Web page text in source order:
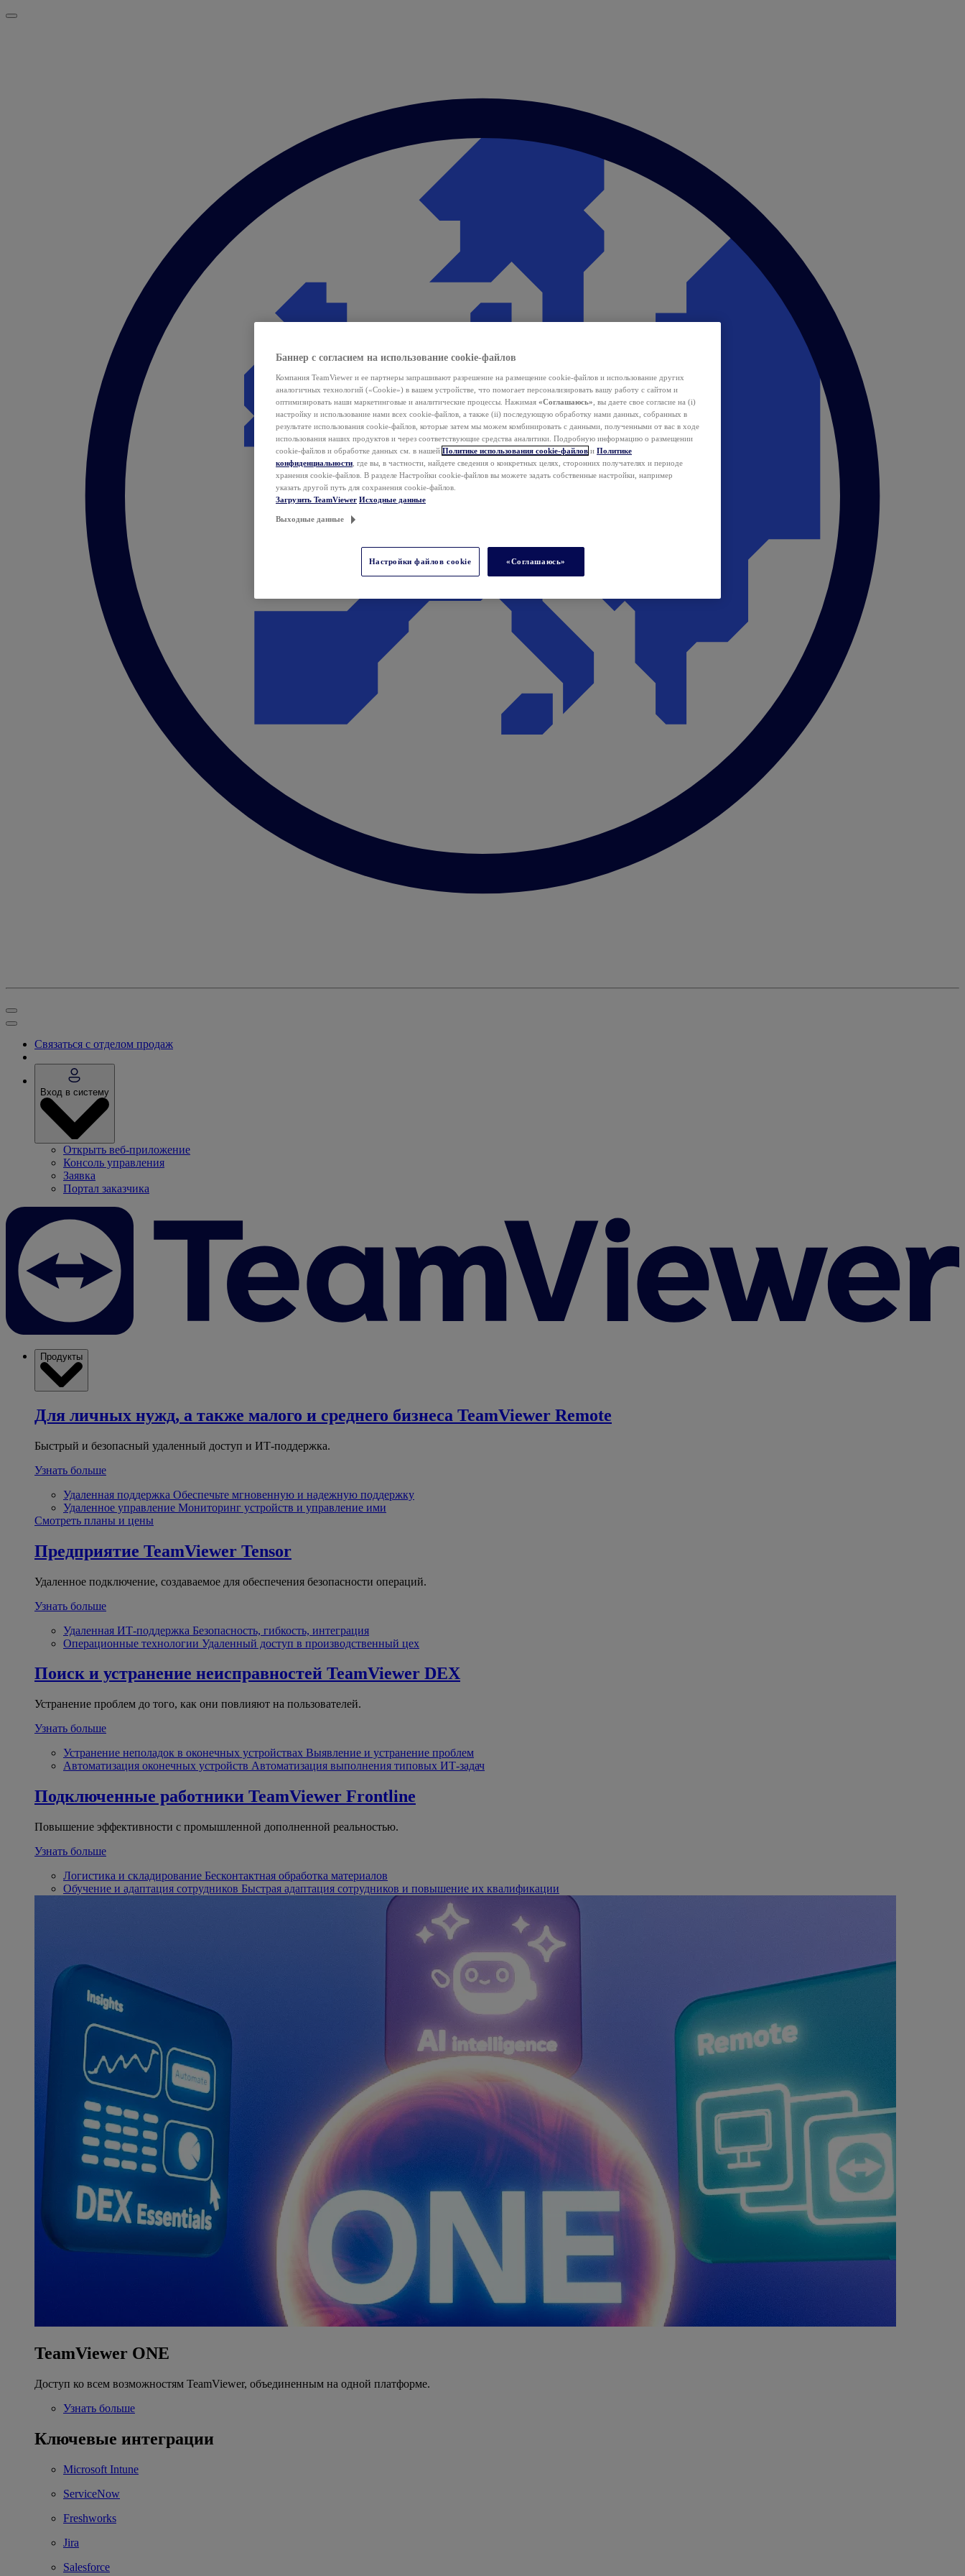
Связаться с отделом продаж
Вход в систему
Открыть веб-приложение
Консоль управления
Заявка
Портал заказчика
Продукты
Для личных нужд, а также малого и среднего бизнеса TeamViewer Remote
Быстрый и безопасный удаленный доступ и ИТ-поддержка.
Узнать больше
Удаленная поддержка Обеспечьте мгновенную и надежную поддержку
Удаленное управление Мониторинг устройств и управление ими
Смотреть планы и цены
Предприятие TeamViewer Tensor
Удаленное подключение, создаваемое для обеспечения безопасности операций.
Узнать больше
Удаленная ИТ-поддержка Безопасность, гибкость, интеграция
Операционные технологии Удаленный доступ в производственный цех
Поиск и устранение неисправностей TeamViewer DEX
Устранение проблем до того, как они повлияют на пользователей.
Узнать больше
Устранение неполадок в оконечных устройствах Выявление и устранение проблем
Автоматизация оконечных устройств Автоматизация выполнения типовых ИТ-задач
Подключенные работники TeamViewer Frontline
Повышение эффективности с промышленной дополненной реальностью.
Узнать больше
Логистика и складирование Бесконтактная обработка материалов
Обучение и адаптация сотрудников Быстрая адаптация сотрудников и повышение их квалификации
TeamViewer ONE
Доступ ко всем возможностям TeamViewer, объединенным на одной платформе.
Узнать больше
Ключевые интеграции
Microsoft Intune
ServiceNow
Freshworks
Jira
Salesforce
Баннер с согласием на использование cookie-файлов
Компания TeamViewer и ее партнеры запрашивают разрешение на размещение cookie-файлов и использование других
аналогичных технологий («Cookie») в вашем устройстве, что помогает персонализировать вашу работу с сайтом и
оптимизировать наши маркетинговые и аналитические процессы. Нажимая «Соглашаюсь» , вы даете свое согласие на (i)
настройку и использование нами всех cookie-файлов, а также (ii) последующую обработку нами данных, собранных в
результате использования cookie-файлов, которые затем мы можем комбинировать с данными, полученными от вас в ходе
использования наших продуктов и через соответствующие средства аналитики. Подробную информацию о размещении
cookie-файлов и обработке данных см. в нашей Политике использования cookie-файлов и Политике
конфиденциальности , где вы, в частности, найдете сведения о конкретных целях, сторонних получателях и периоде
хранения cookie-файлов. В разделе Настройки cookie-файлов вы можете задать собственные настройки, например
указать другой путь для сохранения cookie-файлов.
Загрузить TeamViewer Исходные данные
Выходные данные
Настройки файлов cookie «Соглашаюсь»